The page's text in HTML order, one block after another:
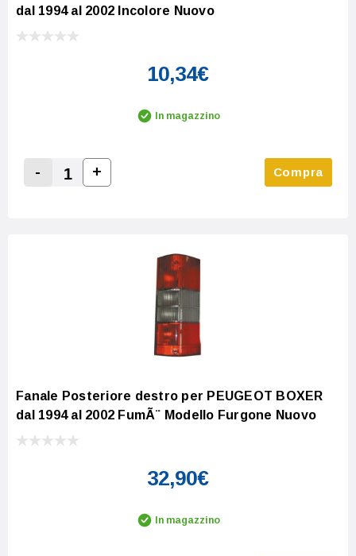
dal 1994 al 2002 Incolore Nuovo
10,34€
In magazzino
Decrease Quantity:
-
Increase Quantity:
+ Compra
Fanale Posteriore destro per PEUGEOT BOXER
dal 1994 al 2002 FumÃ¨ Modello Furgone Nuovo
32,90€
In magazzino